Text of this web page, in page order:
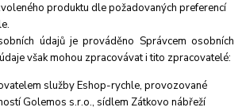
produktu dle požadovaných preferencí
údajů je prováděno Správcem osobních
však mohou zpracovávat i tito zpracovatelé:
služby Eshop-rychle, provozované
Golemos s.r.o., sídlem Zátkovo nábřeží